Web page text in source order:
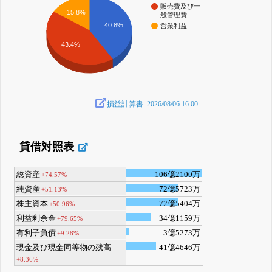
販売費及び一
般管理費
営業利益
40.8%
15.8%
43.4%
損益計算書: 2026/08/06 16:00
貸借対照表
総資産+74.57%
106億2100万
純資産+51.13%
72億5723万
株主資本+50.96%
72億5404万
利益剰余金+79.65%
34億1159万
有利子負債+9.28%
3億5273万
現金及び現金同等物の残高
+8.36%
41億4646万